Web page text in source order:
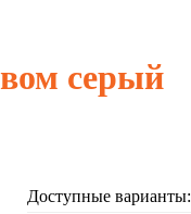
серый
Доступные варианты: